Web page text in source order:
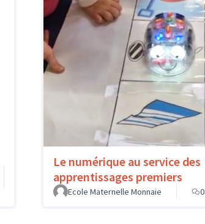
Le numérique au service des
apprentissages premiers
Ecole Maternelle Monnaie
0